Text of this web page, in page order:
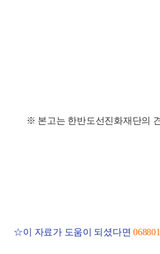
※ 본고는 한반도선진화재단의
☆이 자료가 도움이 되셨다면